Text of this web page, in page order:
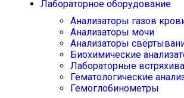
Лабораторное оборудование
Анализаторы газов
Анализаторы мочи
Анализаторы
Биохимические
Лабораторные
Гематологические
Гемоглобинометры